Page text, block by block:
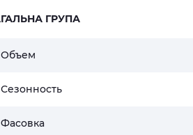
ГРУПА
Объем
Сезонность
Фасовка